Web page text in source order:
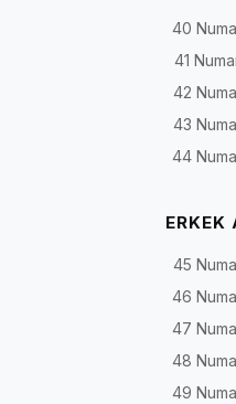
40
41
42
43
44
ERKEK
45
46
47
48
49